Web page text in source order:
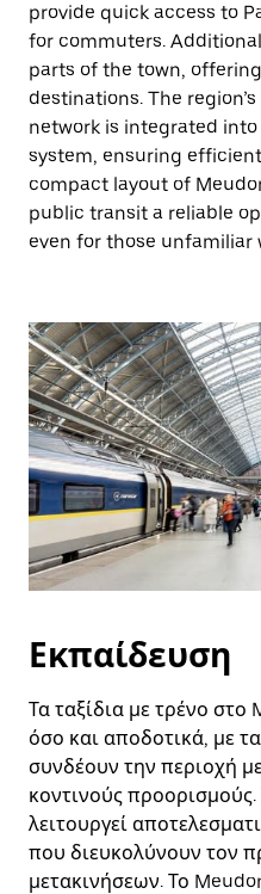
provide quick access to
for commuters.
parts of the town,
destinations. The
network is integrated
system, ensuring
compact layout of
public transit a reliable
even for those unfamiliar
Εκπαίδευση
Τα ταξίδια με τρένο στο
όσο και αποδοτικά, με
συνδέουν την περιοχή
κοντινούς
λειτουργεί
που διευκολύνουν τον
μετακινήσεων. Το